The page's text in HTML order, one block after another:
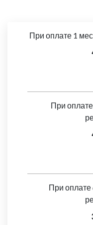
При оплате 1
При
При оплате